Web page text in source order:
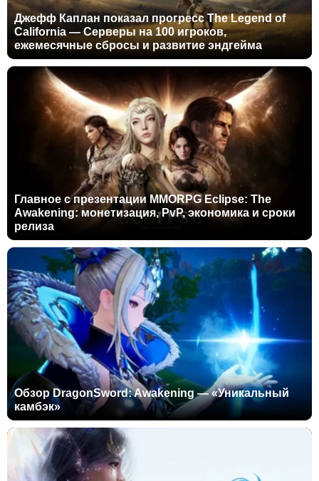
Джефф Каплан показал прогресс The Legend of
California — Серверы на 100 игроков,
ежемесячные сбросы и развитие эндгейма
Главное с презентации MMORPG Eclipse: The
Awakening: монетизация, PvP, экономика и сроки
релиза
Обзор DragonSword: Awakening — «Уникальный
камбэк»